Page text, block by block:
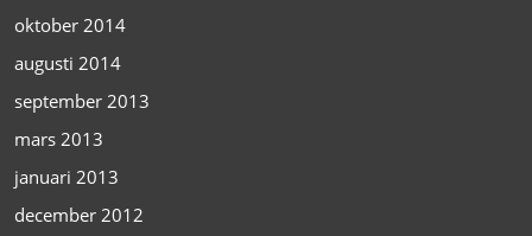
oktober 2014
augusti 2014
september 2013
mars 2013
januari 2013
december 2012